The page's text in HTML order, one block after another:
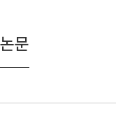
논문